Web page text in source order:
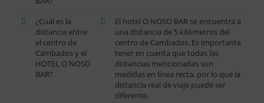
¿Cuál es la
distancia entre
el centro de
Cambados y el
HOTEL O NOSO
BAR?
El hotel O NOSO BAR se encuentra a
una distancia de 5 kilómetros del
centro de Cambados. Es importante
tener en cuenta que todas las
distancias mencionadas son
medidas en línea recta, por lo que la
distancia real de viaje puede ser
diferente.